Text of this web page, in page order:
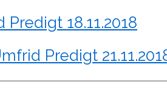
18.11.2018
Pre­digt